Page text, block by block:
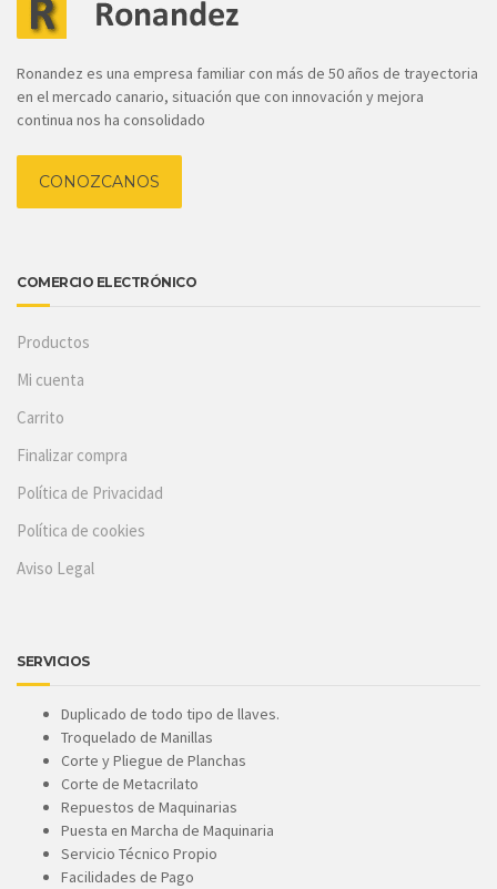
Ronandez es una empresa familiar con más de 50 años de trayectoria
en el mercado canario, situación que con innovación y mejora
continua nos ha consolidado
CONOZCANOS
COMERCIO ELECTRÓNICO
Productos
Mi cuenta
Carrito
Finalizar compra
Política de Privacidad
Política de cookies
Aviso Legal
SERVICIOS
Duplicado de todo tipo de llaves.
Troquelado de Manillas
Corte y Pliegue de Planchas
Corte de Metacrilato
Repuestos de Maquinarias
Puesta en Marcha de Maquinaria
Servicio Técnico Propio
Facilidades de Pago